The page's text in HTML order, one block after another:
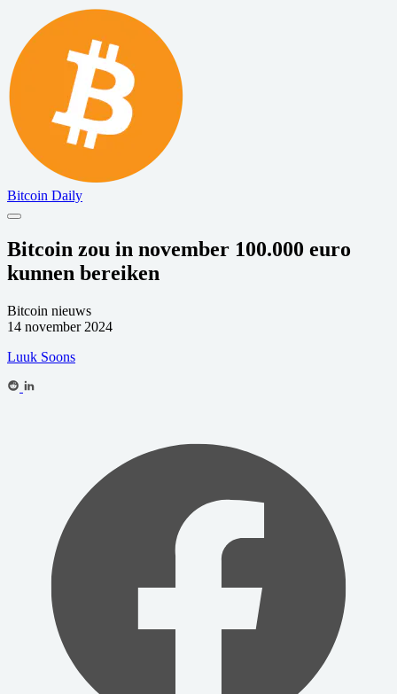
Bitcoin Daily
Bitcoin zou in november 100.000 euro
kunnen bereiken
Bitcoin nieuws
14 november 2024
Luuk Soons